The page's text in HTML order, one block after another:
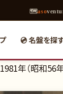
🗺aso
💿 名盤を探
1981年（昭和